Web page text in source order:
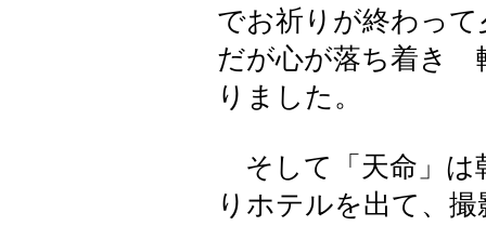
でお祈りが終わっ
だが心が落ち着き
りました。
そして「天命」
りホテルを出て、